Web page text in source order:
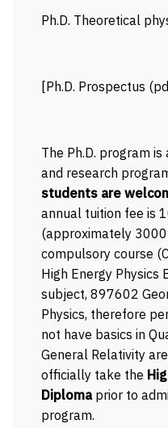
Ph.D. Theoretical
[Ph.D. Prospectus
The Ph.D. program
and research
students are
annual tuition fee is
(approximately 3000
compulsory course
High Energy Physics
subject, 897602
Physics, therefore
not have basics in
General Relativity are
officially take the
Diplomaprior to
program.